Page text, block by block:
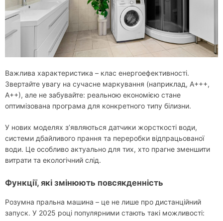
Важлива характеристика – клас енергоефективності.
Звертайте увагу на сучасне маркування (наприклад, А+++,
А++), але не забувайте: реальною економією стане
оптимізована програма для конкретного типу білизни.
У нових моделях з’являються датчики жорсткості води,
системи дбайливого прання та переробки відпрацьованої
води. Це особливо актуально для тих, хто прагне зменшити
витрати та екологічний слід.
Функції, які змінюють повсякденність
Розумна пральна машина – це не лише про дистанційний
запуск. У 2025 році популярними стають такі можливості: